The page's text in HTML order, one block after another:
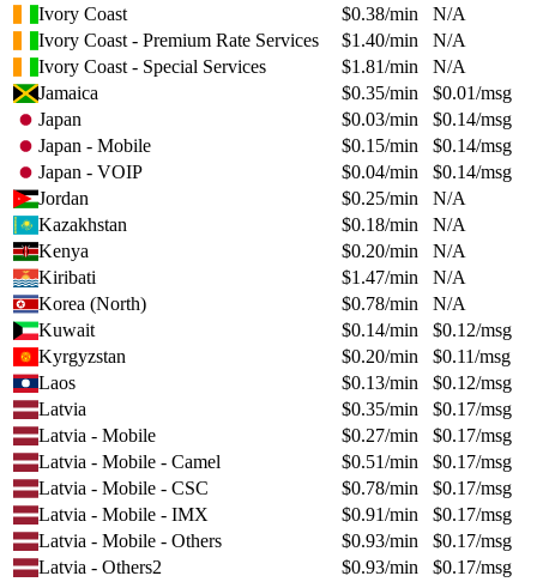
Ivory Coast
$0.38/min
N/A
Ivory Coast - Premium Rate Services
$1.40/min
N/A
Ivory Coast - Special Services
$1.81/min
N/A
Jamaica
$0.35/min $0.01/msg
Japan
$0.03/min $0.14/msg
Japan - Mobile
$0.15/min $0.14/msg
Japan - VOIP
$0.04/min $0.14/msg
Jordan
$0.25/min
N/A
Kazakhstan
$0.18/min
N/A
Kenya
$0.20/min
N/A
Kiribati
$1.47/min
N/A
Korea (North)
$0.78/min
N/A
Kuwait
$0.14/min $0.12/msg
Kyrgyzstan
$0.20/min $0.11/msg
Laos
$0.13/min $0.12/msg
Latvia
$0.35/min $0.17/msg
Latvia - Mobile
$0.27/min $0.17/msg
Latvia - Mobile - Camel
$0.51/min $0.17/msg
Latvia - Mobile - CSC
$0.78/min $0.17/msg
Latvia - Mobile - IMX
$0.91/min $0.17/msg
Latvia - Mobile - Others
$0.93/min $0.17/msg
Latvia - Others2
$0.93/min $0.17/msg